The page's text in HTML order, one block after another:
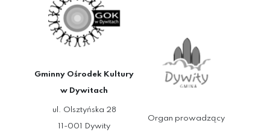
Gminny Ośrodek Kultury
w Dywitach
ul. Olsztyńska 28
11-001 Dywity
Organ prowadzący